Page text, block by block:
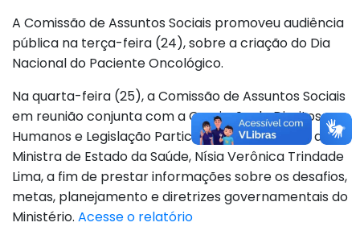
A Comissão de Assuntos Sociais promoveu audiência
pública na terça-feira (24), sobre a criação do Dia
Nacional do Paciente Oncológico.
Na quarta-feira (25), a Comissão de Assuntos Sociais
em reunião conjunta com a Comissão de Direitos
Humanos e Legislação Participativa receberam a
Ministra de Estado da Saúde, Nísia Verônica Trindade
Lima, a fim de prestar informações sobre os desafios,
metas, planejamento e diretrizes governamentais do
Ministério. Acesse o relatório